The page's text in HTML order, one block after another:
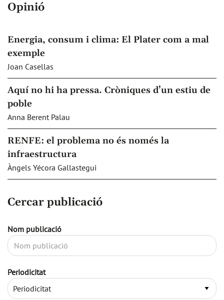
Opinió
Energia, consum i clima: El Plater com a mal
exemple
Joan Casellas
Aquí no hi ha pressa. Cròniques d’un estiu de
poble
Anna Berent Palau
RENFE: el problema no és només la
infraestructura
Àngels Yécora Gallastegui
Cercar publicació
Nom publicació
Periodicitat